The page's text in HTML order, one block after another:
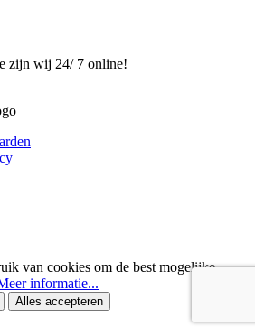
zijn wij 24/ 7 online!
van cookies om de best mogelijke
informatie...
Alles accepteren